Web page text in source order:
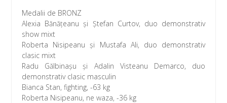
Medalii de BRONZ
Alexia Bănățeanu și Ștefan Curtov, duo demonstrativ
show mixt
Roberta Nisipeanu și Mustafa Ali, duo demonstrativ
clasic mixt
Radu Gălbinașu și Adalin Visteanu Demarco, duo
demonstrativ clasic masculin
Bianca Stan, fighting, -63 kg
Roberta Nisipeanu, ne waza, -36 kg